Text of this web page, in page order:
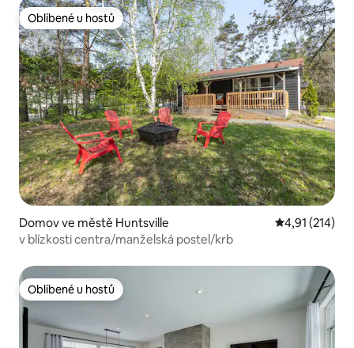
Oblíbené u hostů
Oblíbené u hostů
Domov ve městě Huntsville Průměrné
4,91 (214)
v blízkosti centra/manželská postel/krb
Oblíbené u hostů
Oblíbené u hostů